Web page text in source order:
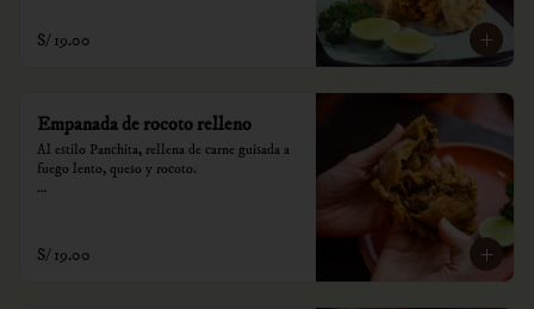
consumo.
S/ 19.00
Empanada de rocoto relleno
Al estilo Panchita, rellena de carne guisada a
fuego lento, queso y rocoto.
consumo.
S/ 19.00